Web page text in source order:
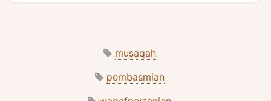
musaqah
pembasmian